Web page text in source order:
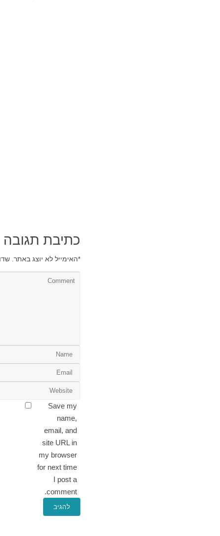
כתיבת תגובה
האימייל לא יוצג באתר.*
Save my
name,
email, and
site URL in
my browser
for next time
I post a
comment.